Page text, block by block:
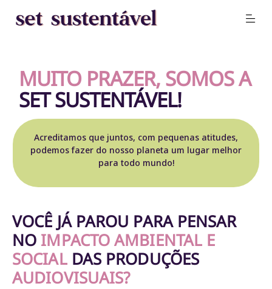
MUITO PRAZER, SOMOS A
SET SUSTENTÁVEL!
Acreditamos que juntos, com pequenas atitudes,
podemos fazer do nosso planeta um lugar melhor
para todo mundo!
VOCÊ JÁ PAROU PARA PENSAR
NO IMPACTO AMBIENTAL E
SOCIAL DAS PRODUÇÕES
AUDIOVISUAIS?